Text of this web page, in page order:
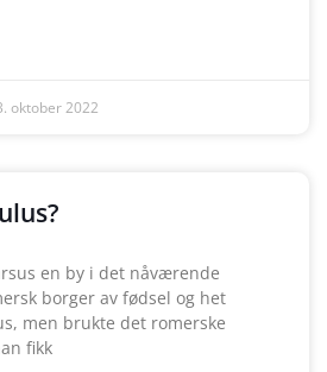
oktober 2022
en by i det nåværende
borger av fødsel og het
men brukte det romerske
fikk